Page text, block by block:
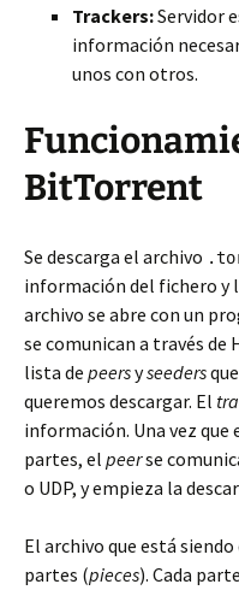
Trackers:Servidor
información
unos con otros.
BitTorrent
Se descarga el archivo
información del fichero y
archivo se abre con un
se comunican a través de
lista de peersyseeders
queremos descargar. El
información. Una vez que
partes, el peerse
o UDP, y empieza la
El archivo que está
partes (pieces). Cada